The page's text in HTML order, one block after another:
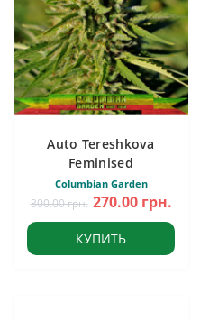
Auto Tereshkova
Feminised
Columbian Garden
300.00 грн. 270.00 грн.
КУПИТЬ